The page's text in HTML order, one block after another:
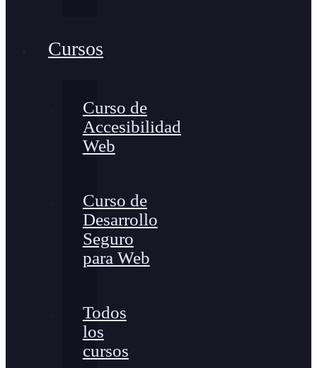
Cursos
Curso de
Accesibilidad
Web
Curso de
Desarrollo
Seguro
para Web
Todos
los
cursos